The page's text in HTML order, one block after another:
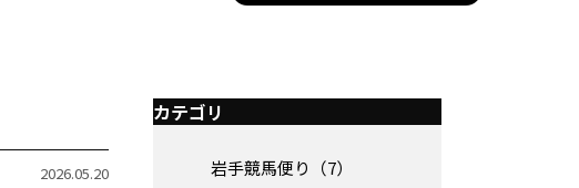
2026.05.20
カテゴリ
岩手競馬便り（7）